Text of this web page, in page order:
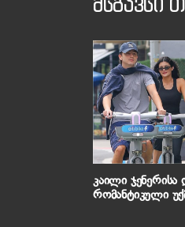
მსგავსი
კაილი
რომანტიკული